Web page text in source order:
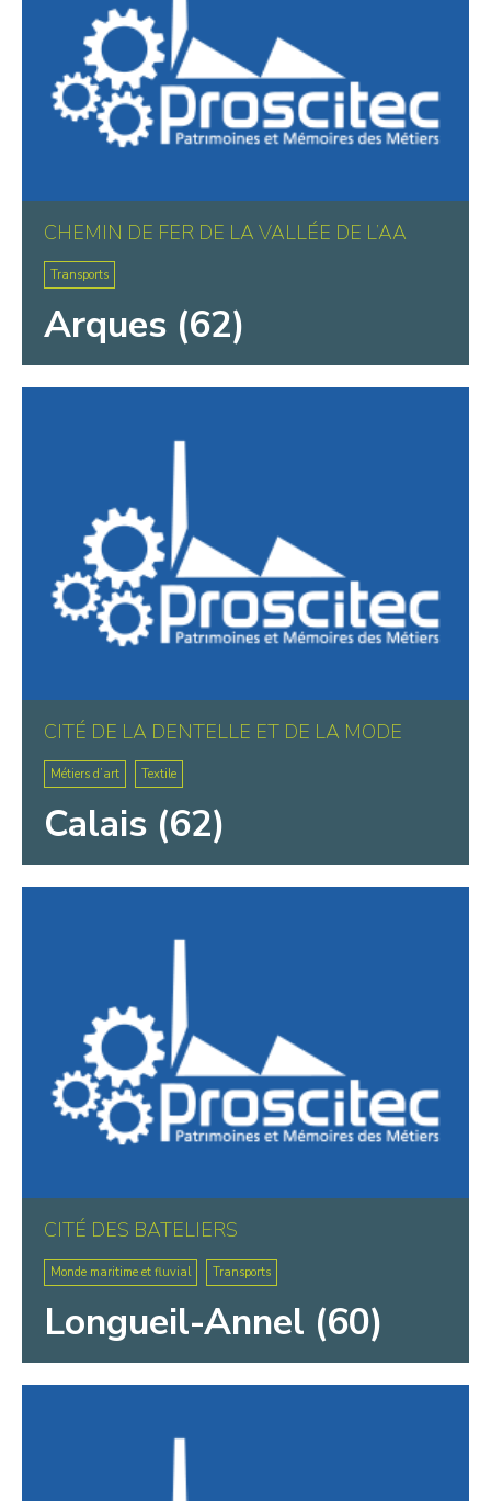
CHEMIN DE FER DE LA VALLÉE DE L’AA
Transports
Arques (62)
CITÉ DE LA DENTELLE ET DE LA MODE
Métiers d’art Textile
Calais (62)
CITÉ DES BATELIERS
Monde maritime et fluvial Transports
Longueil-Annel (60)